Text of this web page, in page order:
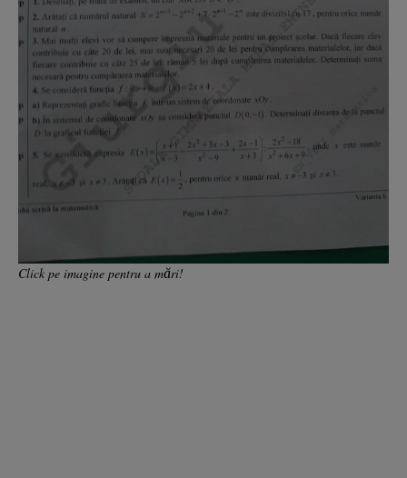
Click pe imagine pentru a mări!